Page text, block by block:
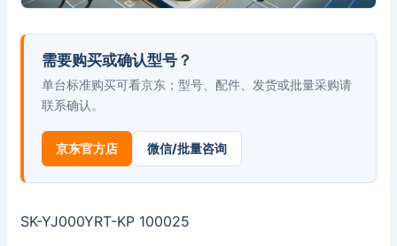
需要购买或确认型号？
单台标准购买可看京东；型号、配件、发货或批量采购请
联系确认。
京东官方店 微信/批量咨询
SK-YJ000YRT-KP 100025